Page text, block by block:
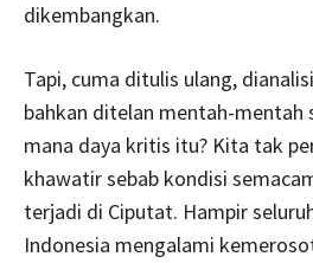
dikembangkan.
Tapi, cuma ditulis ulang,
bahkan ditelan mentah-mentah
mana daya kritis itu? Kita tak
khawatir sebab kondisi
terjadi di Ciputat. Hampir
Indonesia mengalami